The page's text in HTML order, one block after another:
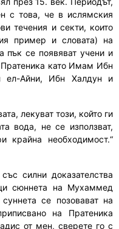
с това, че в ислямския
течения и секти, които
пример и словата) на
пък се появяват учени и
като Имам Ибн
ел-Айни, Ибн Халдун и
лекуват този, който ги
вода, не се използват,
крайна необходимост.“
силни доказателства
сюннета на Мухаммед
се позовават на
на Пратеника
от мен, сверете го с